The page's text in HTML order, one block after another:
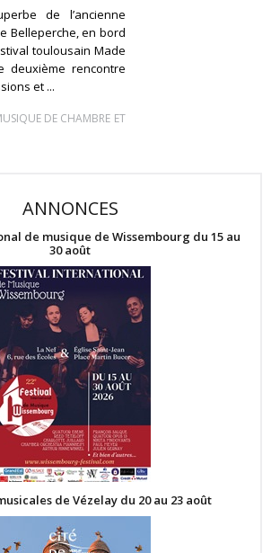
de l’ancienne
Belleperche, en bord
toulousain Made
deuxième rencontre
et ...
DE CHAMBRE ET
ANNONCES
de musique de Wissembourg du 15 au
30 août
de Vézelay du 20 au 23 août